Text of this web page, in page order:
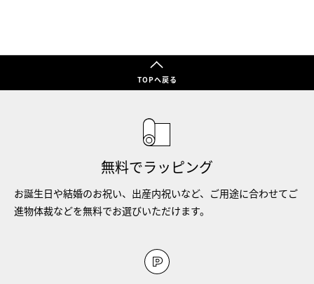
TOPへ戻る
無料でラッピング
お誕生日や結婚のお祝い、出産内祝いなど、ご用途に合わせてご
進物体裁などを無料でお選びいただけます。